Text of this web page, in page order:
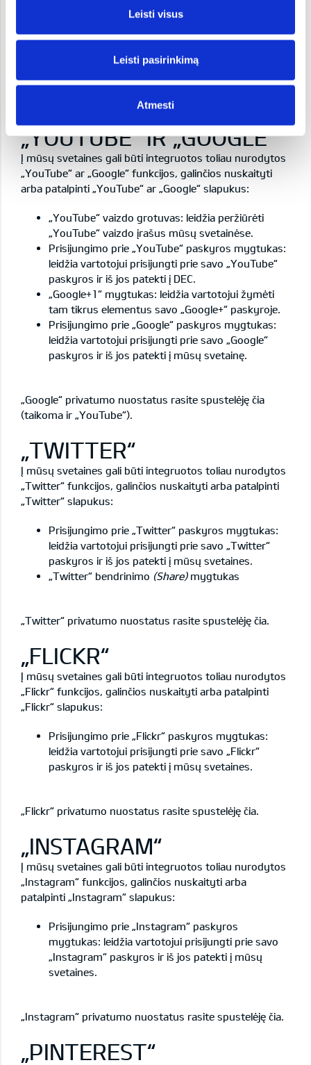
Leisti visus
Leisti pasirinkimą
Atmesti
svetainėse, pavyzdžiui, vartotojų profilio
Daugiau informacijos apie „Facebook“ slapukus rasite
„YOUTUBE“ IR „GOOGLE“
Į mūsų svetaines gali būti integruotos toliau nurodytos
„YouTube“ ar „Google“ funkcijos, galinčios nuskaityti
arba patalpinti „YouTube“ ar „Google“ slapukus:
„YouTube“ vaizdo grotuvas: leidžia peržiūrėti
„YouTube“ vaizdo įrašus mūsų svetainėse.
Prisijungimo prie „YouTube“ paskyros mygtukas:
leidžia vartotojui prisijungti prie savo „YouTube“
paskyros ir iš jos patekti į DEC.
„Google+1“ mygtukas: leidžia vartotojui žymėti
tam tikrus elementus savo „Google+“ paskyroje.
Prisijungimo prie „Google“ paskyros mygtukas:
leidžia vartotojui prisijungti prie savo „Google“
paskyros ir iš jos patekti į mūsų svetainę.
„Google“ privatumo nuostatus rasite spustelėję čia
(taikoma ir „YouTube“).
„TWITTER“
Į mūsų svetaines gali būti integruotos toliau nurodytos
„Twitter“ funkcijos, galinčios nuskaityti arba patalpinti
„Twitter“ slapukus:
Prisijungimo prie „Twitter“ paskyros mygtukas:
leidžia vartotojui prisijungti prie savo „Twitter“
paskyros ir iš jos patekti į mūsų svetaines.
„Twitter“ bendrinimo (Share)mygtukas
„Twitter“ privatumo nuostatus rasite spustelėję čia.
„FLICKR“
Į mūsų svetaines gali būti integruotos toliau nurodytos
„Flickr“ funkcijos, galinčios nuskaityti arba patalpinti
„Flickr“ slapukus:
Prisijungimo prie „Flickr“ paskyros mygtukas:
leidžia vartotojui prisijungti prie savo „Flickr“
paskyros ir iš jos patekti į mūsų svetaines.
„Flickr“ privatumo nuostatus rasite spustelėję čia.
„INSTAGRAM“
Į mūsų svetaines gali būti integruotos toliau nurodytos
„Instagram“ funkcijos, galinčios nuskaityti arba
patalpinti „Instagram“ slapukus:
Prisijungimo prie „Instagram“ paskyros
mygtukas: leidžia vartotojui prisijungti prie savo
„Instagram“ paskyros ir iš jos patekti į mūsų
svetaines.
„Instagram“ privatumo nuostatus rasite spustelėję čia.
„PINTEREST“